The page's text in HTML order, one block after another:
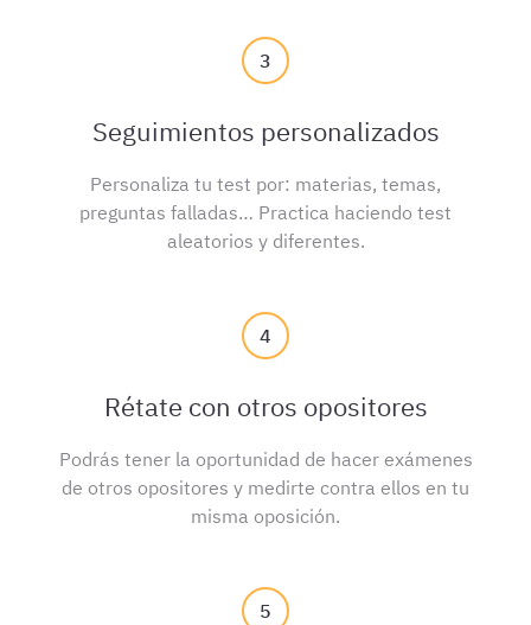
3
Seguimientos personalizados
Personaliza tu test por: materias, temas,
preguntas falladas… Practica haciendo test
aleatorios y diferentes.
4
Rétate con otros opositores
Podrás tener la oportunidad de hacer exámenes
de otros opositores y medirte contra ellos en tu
misma oposición.
5